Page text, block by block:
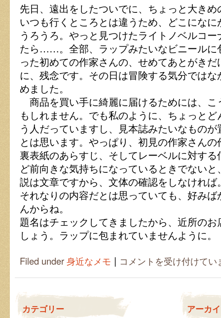
あ
り
は
先日、遠出をしたついでに、ちょっと大き
いつも行くところとは違うため、どこにな
うろうろ。やっと見つけたライトノベルコ
たら……。全部、ラップみたいなビニールに
った初めての作家さんの、せめてあとがき
に、残念です。その日は冒険する気分では
めました。
商品を買い手に綺麗に届けるためには、
もしれません。でも私のように、ちょっと
う人だっていますし、見本誌みたいなもの
とは思います。やっぱり、初見の作家さん
裏表紙のあらすじ、そしてレーベルに対す
ど前向きな気持ちになっているときでない
説は文章ですから、文体の確認をしなけれ
それなりの内容だとは思っていても、好み
んからね。
題名はチェックしてきましたから、近所の
しょう。ラップに包まれていませんように。
Filed under身近なメモ |
ビ
ニ
包
ま
コメントを受け付けてい
カテゴリー アーカ